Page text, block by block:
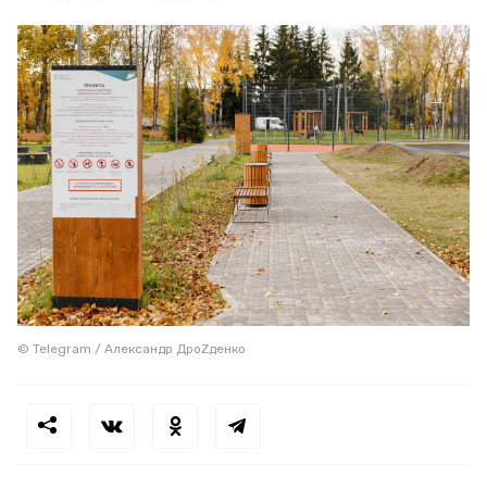
© Telegram / Александр ДроZденко